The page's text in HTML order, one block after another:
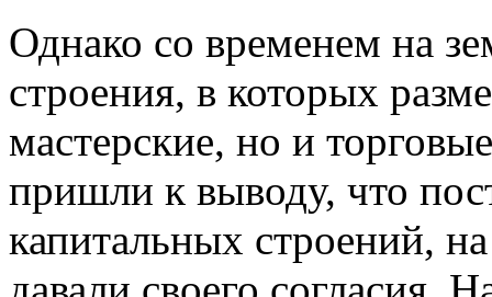
Однако со временем на
строения, в которых
мастерские, но и
пришли к выводу, что
капитальных строений,